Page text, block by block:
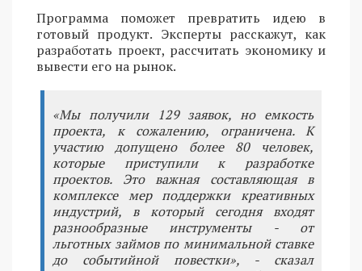
Программа поможет превратить идею в
готовый продукт. Эксперты расскажут, как
разработать проект, рассчитать экономику и
вывести его на рынок.
«Мы получили 129 заявок, но емкость
проекта, к сожалению, ограничена. К
участию допущено более 80 человек,
которые приступили к разработке
проектов. Это важная составляющая в
комплексе мер поддержки креативных
индустрий, в который сегодня входят
разнообразные инструменты - от
льготных займов по минимальной ставке
до событийной повестки», - сказал